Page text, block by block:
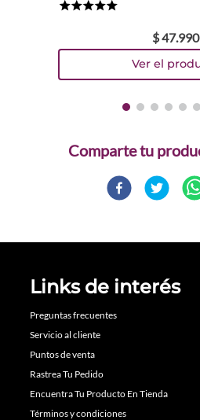
$47.990
Comparte
Links de interés
Preguntas frecuentes
Servicio al cliente
Puntos de venta
Rastrea Tu Pedido
Encuentra Tu Producto En Tienda
Términos y condiciones